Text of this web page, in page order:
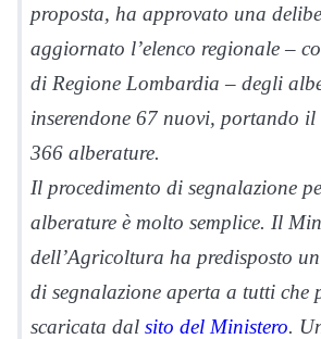
proposta, ha approvato una
aggiornato l’elenco regionale –
di Regione Lombardia – degli
inserendone 67 nuovi, portando il
366 alberature.
Il procedimento di segnalazione
alberature è molto semplice. Il
dell’Agricoltura ha predisposto
di segnalazione aperta a tutti che
scaricata dal sito del Ministero.